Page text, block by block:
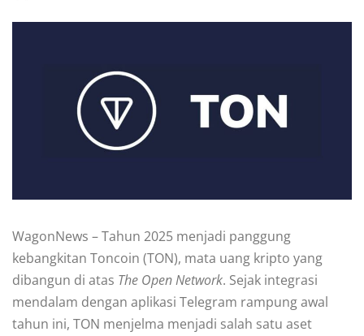
WagonNews – Tahun 2025 menjadi panggung
kebangkitan Toncoin (TON), mata uang kripto yang
dibangun di atas The Open Network. Sejak integrasi
mendalam dengan aplikasi Telegram rampung awal
tahun ini, TON menjelma menjadi salah satu aset